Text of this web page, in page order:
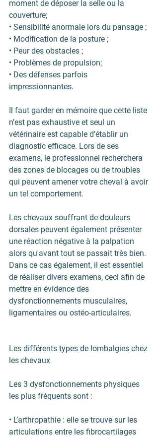
moment de déposer la selle ou la
couverture;
• Sensibilité anormale lors du pansage ;
• Modification de la posture ;
• Peur des obstacles ;
• Problèmes de propulsion;
• Des défenses parfois
impressionnantes.
Il faut garder en mémoire que cette liste
n’est pas exhaustive et seul un
vétérinaire est capable d’établir un
diagnostic efficace. Lors de ses
examens, le professionnel recherchera
des zones de blocages ou de troubles
qui peuvent amener votre cheval à avoir
un tel comportement.
Les chevaux souffrant de douleurs
dorsales peuvent également présenter
une réaction négative à la palpation
alors qu'avant tout se passait très bien.
Dans ce cas également, il est essentiel
de réaliser divers examens, ceci afin de
mettre en évidence des
dysfonctionnements musculaires,
ligamentaires ou ostéo-articulaires.
Les différents types de lombalgies chez
les chevaux
Les 3 dysfonctionnements physiques
les plus fréquents sont :
• L’arthropathie : elle se trouve sur les
articulations entre les fibrocartilages